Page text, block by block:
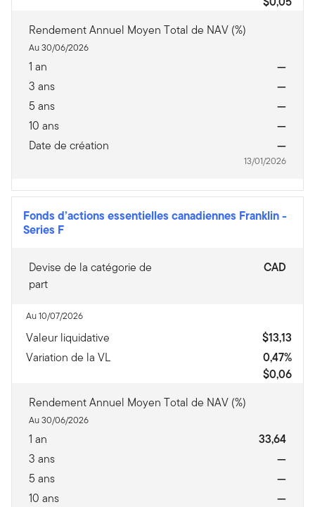
Rendement Annuel Moyen Total de NAV (%)
Au 30/06/2026
1 an
—
3 ans
—
5 ans
—
10 ans
—
Date de création
—
13/01/2026
Fonds d’actions essentielles canadiennes Franklin-
Series F
Devise de la catégorie de
part
CAD
Au 10/07/2026
Valeur liquidative
$13,13
Variation de la VL
0,47%
$0,06
Rendement Annuel Moyen Total de NAV (%)
Au 30/06/2026
1 an
33,64
3 ans
—
5 ans
—
10 ans
—